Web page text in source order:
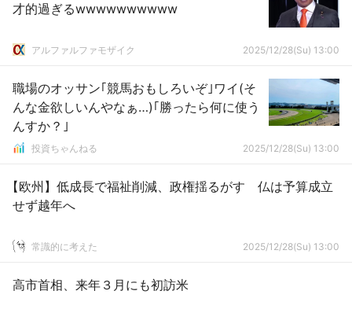
才的過ぎるwwwwwwwwww
アルファルファモザイク 2025/12/28(Su) 13:00
職場のオッサン｢競馬おもしろいぞ｣ワイ(そ
んな金欲しいんやなぁ…)｢勝ったら何に使う
んすか？｣
投資ちゃんねる 2025/12/28(Su) 13:00
【欧州】低成長で福祉削減、政権揺るがす 仏は予算成立
せず越年へ
常識的に考えた 2025/12/28(Su) 13:00
高市首相、来年３月にも初訪米